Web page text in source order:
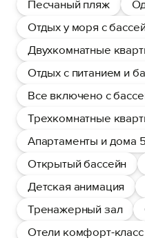
Песчаный пляж
Отдых у моря с
Двухкомнатные
Отдых с питанием и
Все включено с
Трехкомнатные
Апартаменты и дома
Открытый бассейн
Детская анимация
Тренажерный зал
Отели комфорт-класс